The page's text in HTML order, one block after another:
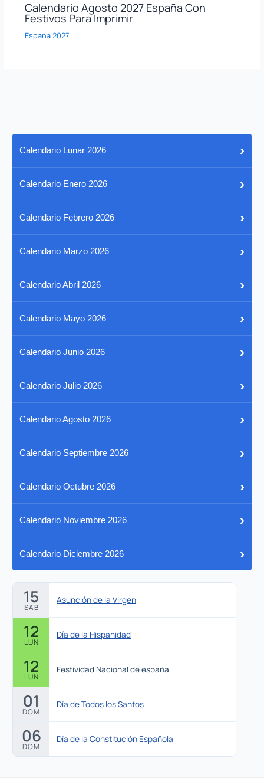
Calendario Agosto 2027 España Con
Festivos Para Imprimir
Espana 2027
Calendario Lunar 2026 ›
Calendario Enero 2026 ›
Calendario Febrero 2026 ›
Calendario Marzo 2026 ›
Calendario Abril 2026 ›
Calendario Mayo 2026 ›
Calendario Junio 2026 ›
Calendario Julio 2026 ›
Calendario Agosto 2026 ›
Calendario Septiembre 2026 ›
Calendario Octubre 2026 ›
Calendario Noviembre 2026 ›
Calendario Diciembre 2026 ›
15
SAB
Asunción de la Virgen
12
LUN
Día de la Hispanidad
12
LUN
Festividad Nacional de españa
01
DOM
Día de Todos los Santos
06
DOM
Día de la Constitución Española